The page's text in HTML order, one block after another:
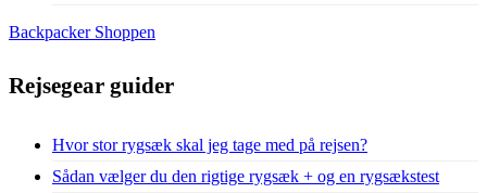
Backpacker Shoppen
Rejsegear guider
Hvor stor rygsæk skal jeg tage med på rejsen?
Sådan vælger du den rigtige rygsæk + og en rygsækstest